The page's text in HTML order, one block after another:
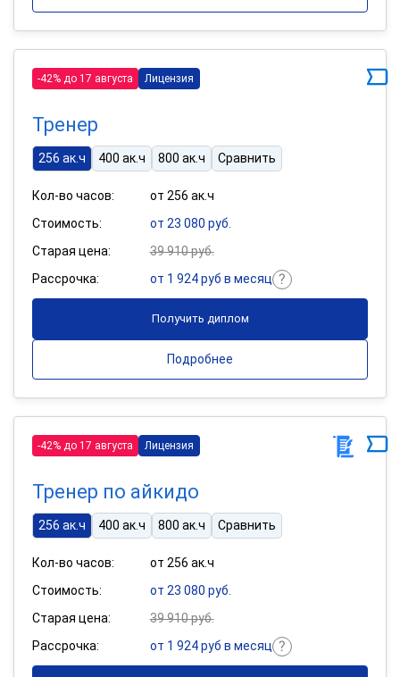
-42% до 17 августа Лицензия
Тренер
256 ак.ч 400 ак.ч 800 ак.ч Сравнить
Кол-во часов:
от 256 ак.ч
Стоимость:
от 23 080 руб.
Старая цена:
39 910 руб.
Рассрочка:
от 1 924 руб в месяц
Получить диплом
Подробнее
-42% до 17 августа Лицензия
Тренер по айкидо
256 ак.ч 400 ак.ч 800 ак.ч Сравнить
Кол-во часов:
от 256 ак.ч
Стоимость:
от 23 080 руб.
Старая цена:
39 910 руб.
Рассрочка:
от 1 924 руб в месяц